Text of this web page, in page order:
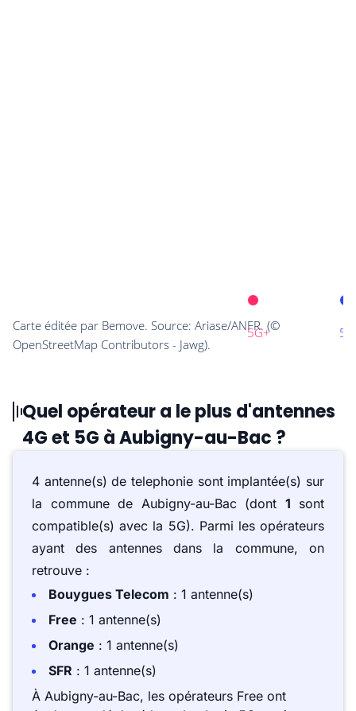
Quel opérateur a le plus d'antennes
4G et 5G à Aubigny-au-Bac ?
4 antenne(s) de telephonie sont implantée(s) sur
la commune de Aubigny-au-Bac (dont 1 sont
compatible(s) avec la 5G). Parmi les opérateurs
ayant des antennes dans la commune, on
retrouve :
Bouygues Telecom : 1 antenne(s)
Free : 1 antenne(s)
Orange : 1 antenne(s)
SFR : 1 antenne(s)
À Aubigny-au-Bac, les opérateurs Free ont